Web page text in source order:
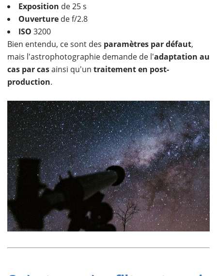
Exposition de 25 s
Ouverture de f/2.8
ISO 3200
Bien entendu, ce sont des paramètres par défaut,
mais l'astrophotographie demande de l'adaptation au
cas par casainsi qu'un traitement en post-
production.